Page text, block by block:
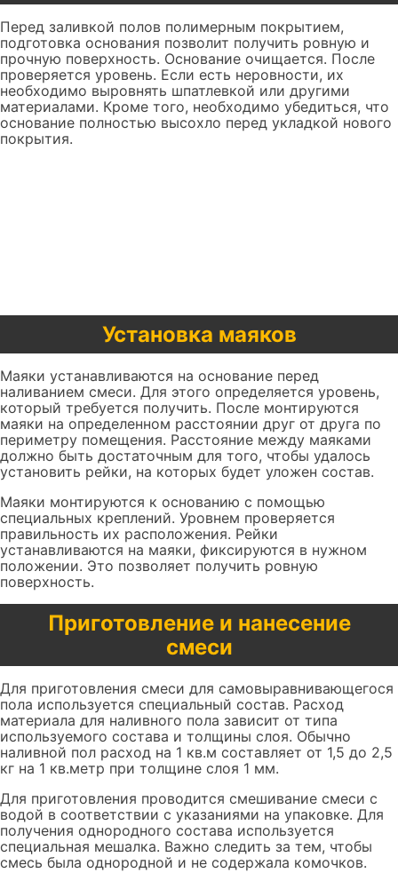
Перед заливкой полов полимерным покрытием,
подготовка основания позволит получить ровную и
прочную поверхность. Основание очищается. После
проверяется уровень. Если есть неровности, их
необходимо выровнять шпатлевкой или другими
материалами. Кроме того, необходимо убедиться, что
основание полностью высохло перед укладкой нового
покрытия.
Установка маяков
Маяки устанавливаются на основание перед
наливанием смеси. Для этого определяется уровень,
который требуется получить. После монтируются
маяки на определенном расстоянии друг от друга по
периметру помещения. Расстояние между маяками
должно быть достаточным для того, чтобы удалось
установить рейки, на которых будет уложен состав.
Маяки монтируются к основанию с помощью
специальных креплений. Уровнем проверяется
правильность их расположения. Рейки
устанавливаются на маяки, фиксируются в нужном
положении. Это позволяет получить ровную
поверхность.
Приготовление и нанесение
смеси
Для приготовления смеси для самовыравнивающегося
пола используется специальный состав. Расход
материала для наливного пола зависит от типа
используемого состава и толщины слоя. Обычно
наливной пол расход на 1 кв.м составляет от 1,5 до 2,5
кг на 1 кв.метр при толщине слоя 1 мм.
Для приготовления проводится смешивание смеси с
водой в соответствии с указаниями на упаковке. Для
получения однородного состава используется
специальная мешалка. Важно следить за тем, чтобы
смесь была однородной и не содержала комочков.